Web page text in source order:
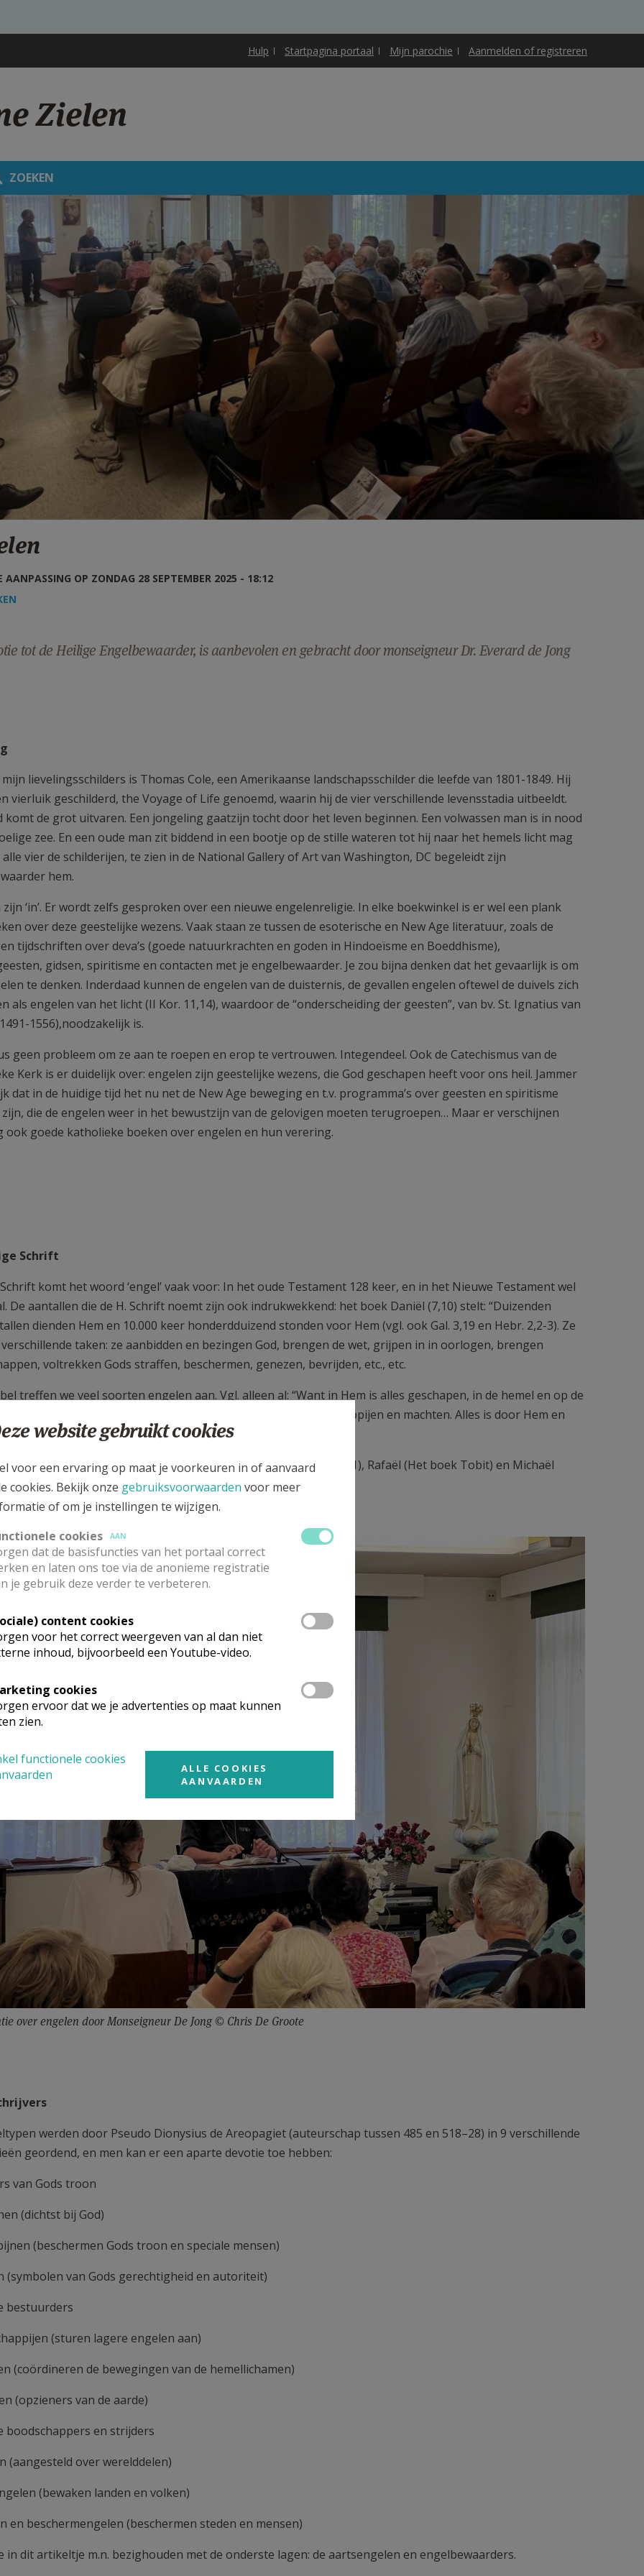
Hulp Startpagina portaal Mijn parochie Aanmelden of registreren
Zielen
ZOEKEN
AANPASSING OP ZONDAG 28 SEPTEMBER 2025 - 18:12
tot de Heilige Engelbewaarder, is aanbevolen en gebracht door monseigneur Dr. Everard de Jong
mijn lievelingsschilders is Thomas Cole, een Amerikaanse landschapsschilder die leefde van 1801-1849. Hij
vierluik geschilderd, the Voyage of Life genoemd, waarin hij de vier verschillende levensstadia uitbeeldt.
komt de grot uitvaren. Een jongeling gaatzijn tocht door het leven beginnen. Een volwassen man is in nood
zee. En een oude man zit biddend in een bootje op de stille wateren tot hij naar het hemels licht mag
alle vier de schilderijen, te zien in de National Gallery of Art van Washington, DC begeleidt zijn
hem.
zijn ‘in’. Er wordt zelfs gesproken over een nieuwe engelenreligie. In elke boekwinkel is er wel een plank
over deze geestelijke wezens. Vaak staan ze tussen de esoterische en New Age literatuur, zoals de
tijdschriften over deva’s (goede natuurkrachten en goden in Hindoeïsme en Boeddhisme),
gidsen, spiritisme en contacten met je engelbewaarder. Je zou bijna denken dat het gevaarlijk is om
te denken. Inderdaad kunnen de engelen van de duisternis, de gevallen engelen oftewel de duivels zich
als engelen van het licht (II Kor. 11,14), waardoor de “onderscheiding der geesten”, van bv. St. Ignatius van
1556),noodzakelijk is.
geen probleem om ze aan te roepen en erop te vertrouwen. Integendeel. Ook de Catechismus van de
Kerk is er duidelijk over: engelen zijn geestelijke wezens, die God geschapen heeft voor ons heil. Jammer
dat in de huidige tijd het nu net de New Age beweging en t.v. programma’s over geesten en spiritisme
die de engelen weer in het bewustzijn van de gelovigen moeten terugroepen… Maar er verschijnen
ook goede katholieke boeken over engelen en hun verering.
Schrift
komt het woord ‘engel’ vaak voor: In het oude Testament 128 keer, en in het Nieuwe Testament wel
De aantallen die de H. Schrift noemt zijn ook indrukwekkend: het boek Daniël (7,10) stelt: “Duizenden
dienden Hem en 10.000 keer honderdduizend stonden voor Hem (vgl. ook Gal. 3,19 en Hebr. 2,2-3). Ze
taken: ze aanbidden en bezingen God, brengen de wet, grijpen in in oorlogen, brengen
voltrekken Gods straffen, beschermen, genezen, bevrijden, etc., etc.
treffen we veel soorten engelen aan. Vgl. alleen al: “Want in Hem is alles geschapen, in de hemel en op de
zichtbare en het onzichtbare, tronen en hoogheden, heerschappijen en machten. Alles is door Hem en
geschapen” (I Kol. 1,16).
bekende engelen zijn uiteraard de aartsengelen Gabriël (Lucas 1), Rafaël (Het boek Tobit) en Michaël
over engelen door Monseigneur De Jong © Chris De Groote
werden door Pseudo Dionysius de Areopagiet (auteurschap tussen 485 en 518–28) in 9 verschillende
geordend, en men kan er een aparte devotie toe hebben:
van Gods troon
(dichtst bij God)
(beschermen Gods troon en speciale mensen)
(symbolen van Gods gerechtigheid en autoriteit)
bestuurders
(sturen lagere engelen aan)
(coördineren de bewegingen van de hemellichamen)
(opzieners van de aarde)
boodschappers en strijders
(aangesteld over werelddelen)
(bewaken landen en volken)
en beschermengelen (beschermen steden en mensen)
in dit artikeltje m.n. bezighouden met de onderste lagen: de aartsengelen en engelbewaarders.
website gebruikt cookies
voor een ervaring op maat je voorkeuren in of aanvaard
cookies. Bekijk onze gebruiksvoorwaarden voor meer
of om je instellingen te wijzigen.
cookies
AAN
dat de basisfuncties van het portaal correct
en laten ons toe via de anonieme registratie
je gebruik deze verder te verbeteren.
content cookies
voor het correct weergeven van al dan niet
inhoud, bijvoorbeeld een Youtube-video.
cookies
ervoor dat we je advertenties op maat kunnen
zien.
functionele cookies
ALLE COOKIES
AANVAARDEN